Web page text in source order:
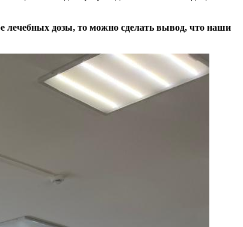
лечебных дозы, то можно сделать вывод, что наши